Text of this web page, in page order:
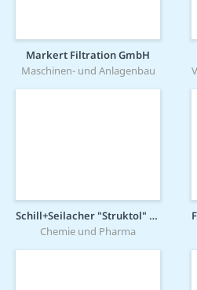
Markert Filtration GmbH
Maschinen- und Anlagenbau
Schill+Seilacher "Struktol" GmbH
Chemie und Pharma